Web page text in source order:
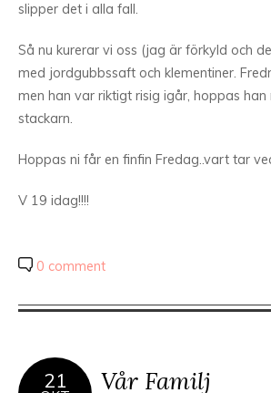
slipper det i alla fall.
Så nu kurerar vi oss (jag är förkyld och
med jordgubbssaft och klementiner.
men han var riktigt risig igår, hoppas
stackarn.
Hoppas ni får en finfin Fredag..vart tar
V 19 idag!!!!
0 comment
21 Vår Familj